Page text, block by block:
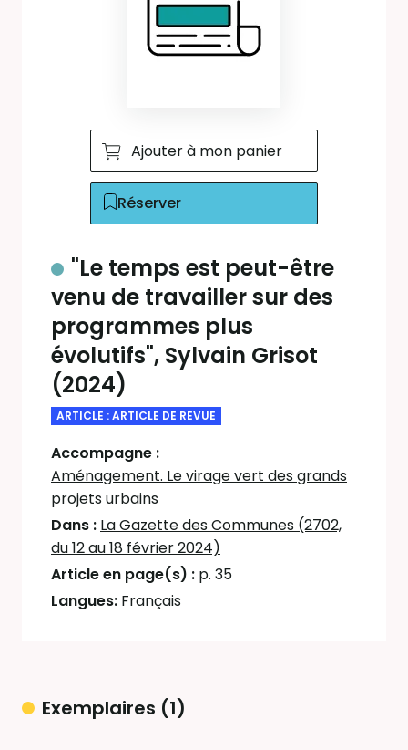
Ajouter à mon panier
Réserver
"Le temps est peut-être
venu de travailler sur des
programmes plus
évolutifs", Sylvain Grisot
(2024)
ARTICLE : ARTICLE DE REVUE
Accompagne :
Aménagement. Le virage vert des grands
projets urbains
Dans : La Gazette des Communes (2702,
du 12 au 18 février 2024)
Article en page(s) : p. 35
Langues: Français
Exemplaires (1)